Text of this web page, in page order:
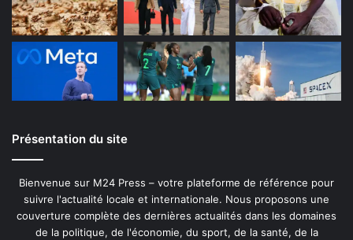
Présentation du site
Bienvenue sur M24 Press – votre plateforme de référence pour
suivre l'actualité locale et internationale. Nous proposons une
couverture complète des dernières actualités dans les domaines
de la politique, de l'économie, du sport, de la santé, de la